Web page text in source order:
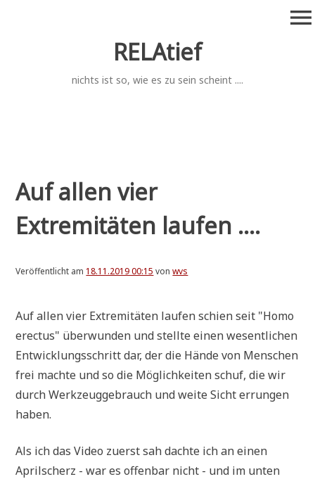
RELAtief
nichts ist so, wie es zu sein scheint ....
menu
Auf allen vier
Extremitäten laufen ....
Veröffentlicht am 18.11.2019 00:15 vonwvs
Auf allen vier Extre­mi­tä­ten lau­fen schien seit "Homo
erec­tus" über­wun­den und stell­te einen wesent­li­chen
Ent­wick­lungs­schritt dar, der die Hän­de von Men­schen
frei mach­te und so die Mög­lich­kei­ten schuf, die wir
durch Werk­zeug­ge­brauch und wei­te Sicht errun­gen
haben.
Als ich das Video zuerst sah dach­te ich an einen
April­scherz - war es offen­bar nicht - und im unten